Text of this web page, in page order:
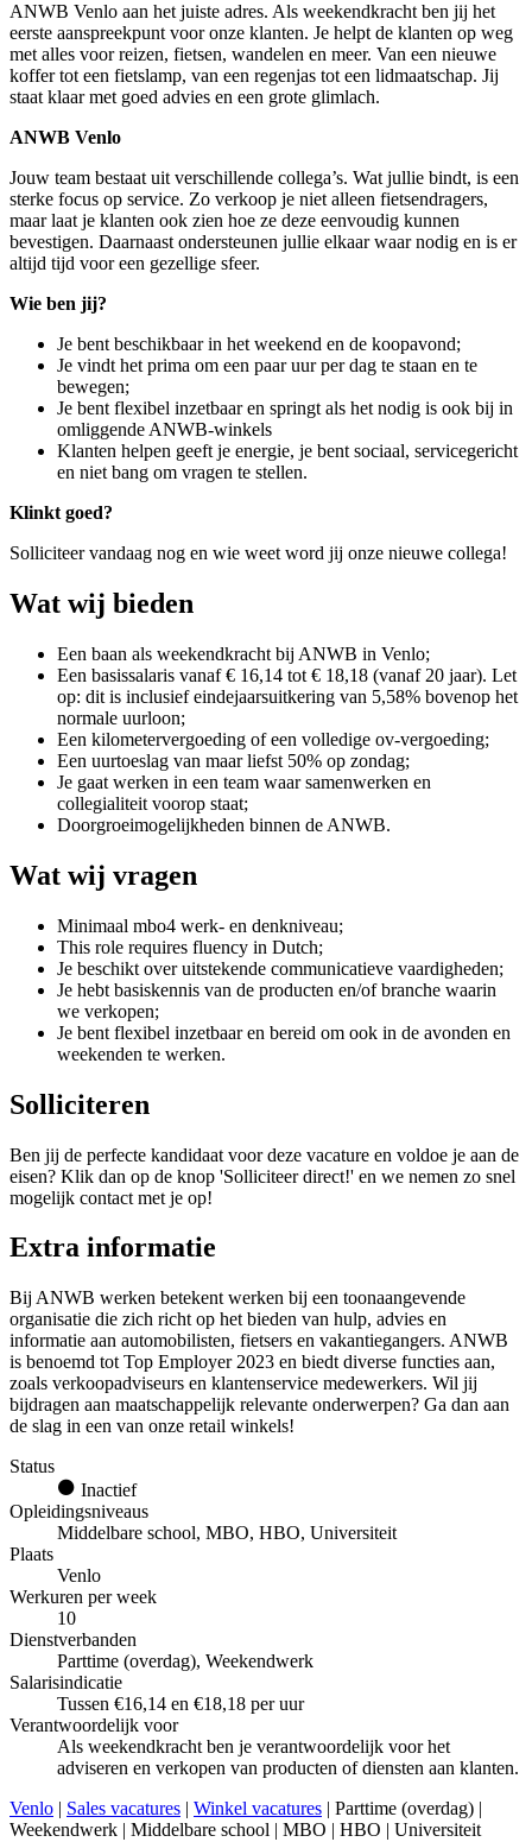
ANWB Venlo aan het juiste adres. Als weekendkracht ben jij het
eerste aanspreekpunt voor onze klanten. Je helpt de klanten op weg
met alles voor reizen, fietsen, wandelen en meer. Van een nieuwe
koffer tot een fietslamp, van een regenjas tot een lidmaatschap. Jij
staat klaar met goed advies en een grote glimlach.
ANWB Venlo
Jouw team bestaat uit verschillende collega’s. Wat jullie bindt, is een
sterke focus op service. Zo verkoop je niet alleen fietsendragers,
maar laat je klanten ook zien hoe ze deze eenvoudig kunnen
bevestigen. Daarnaast ondersteunen jullie elkaar waar nodig en is er
altijd tijd voor een gezellige sfeer.
Wie ben jij?
Je bent beschikbaar in het weekend en de koopavond;
Je vindt het prima om een paar uur per dag te staan en te
bewegen;
Je bent flexibel inzetbaar en springt als het nodig is ook bij in
omliggende ANWB-winkels
Klanten helpen geeft je energie, je bent sociaal, servicegericht
en niet bang om vragen te stellen.
Klinkt goed?
Solliciteer vandaag nog en wie weet word jij onze nieuwe collega!
Wat wij bieden
Een baan als weekendkracht bij ANWB in Venlo;
Een basissalaris vanaf € 16,14 tot € 18,18 (vanaf 20 jaar). Let
op: dit is inclusief eindejaarsuitkering van 5,58% bovenop het
normale uurloon;
Een kilometervergoeding of een volledige ov-vergoeding;
Een uurtoeslag van maar liefst 50% op zondag;
Je gaat werken in een team waar samenwerken en
collegialiteit voorop staat;
Doorgroeimogelijkheden binnen de ANWB.
Wat wij vragen
Minimaal mbo4 werk- en denkniveau;
This role requires fluency in Dutch;
Je beschikt over uitstekende communicatieve vaardigheden;
Je hebt basiskennis van de producten en/of branche waarin
we verkopen;
Je bent flexibel inzetbaar en bereid om ook in de avonden en
weekenden te werken.
Solliciteren
Ben jij de perfecte kandidaat voor deze vacature en voldoe je aan de
eisen? Klik dan op de knop 'Solliciteer direct!' en we nemen zo snel
mogelijk contact met je op!
Extra informatie
Bij ANWB werken betekent werken bij een toonaangevende
organisatie die zich richt op het bieden van hulp, advies en
informatie aan automobilisten, fietsers en vakantiegangers. ANWB
is benoemd tot Top Employer 2023 en biedt diverse functies aan,
zoals verkoopadviseurs en klantenservice medewerkers. Wil jij
bijdragen aan maatschappelijk relevante onderwerpen? Ga dan aan
de slag in een van onze retail winkels!
Status
Inactief
Opleidingsniveaus
Middelbare school, MBO, HBO, Universiteit
Plaats
Venlo
Werkuren per week
10
Dienstverbanden
Parttime (overdag), Weekendwerk
Salarisindicatie
Tussen €16,14 en €18,18 per uur
Verantwoordelijk voor
Als weekendkracht ben je verantwoordelijk voor het
adviseren en verkopen van producten of diensten aan klanten.
Venlo | Sales vacatures | Winkel vacatures | Parttime (overdag) |
Weekendwerk | Middelbare school | MBO | HBO | Universiteit